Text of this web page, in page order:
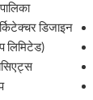
डिजाइन
लिमिटेड)